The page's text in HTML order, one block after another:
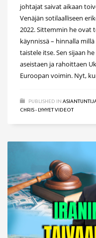
johtajat saivat aikaan
Venäjän sotilaalliseen
2022. Sittemmin he ovat
käynnissä – hinnalla
taistele itse. Sen sijaan
aseistaen ja rahoittaen
Euroopan voimin. Nyt,
PUBLISHED IN
CHRIS - LYHYET VIDEOT